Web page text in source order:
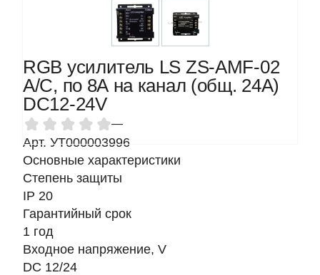
RGB усилитель LS ZS-AMF-02
A/C, по 8А на канал (общ. 24А)
DC12-24V
—
Арт. УТ000003996
Основные характеристики
Степень защиты
IP 20
Гарантийный срок
1 год
Входное напряжение, V
DC 12/24